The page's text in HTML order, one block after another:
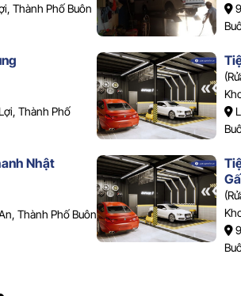
Thành Phố Buôn
Thành Phố
Nhật
Thành Phố Buôn